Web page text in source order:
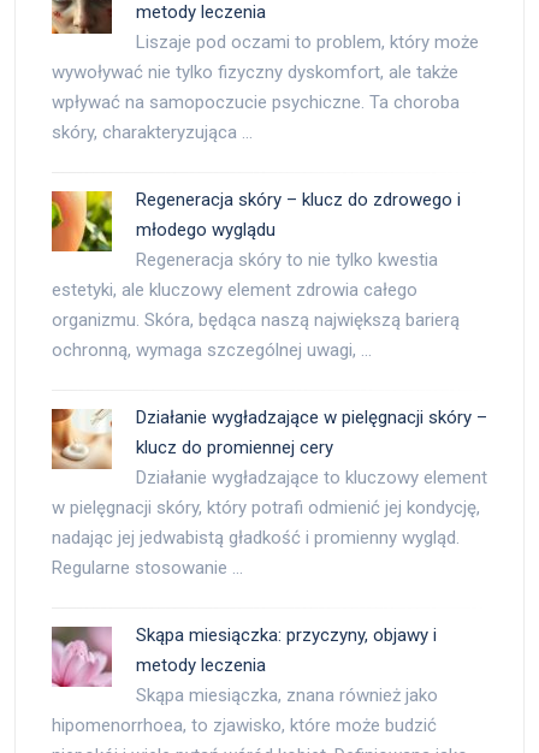
metody leczenia
Liszaje pod oczami to problem, który może
wywoływać nie tylko fizyczny dyskomfort, ale także
wpływać na samopoczucie psychiczne. Ta choroba
skóry, charakteryzująca …
Regeneracja skóry – klucz do zdrowego i
młodego wyglądu
Regeneracja skóry to nie tylko kwestia
estetyki, ale kluczowy element zdrowia całego
organizmu. Skóra, będąca naszą największą barierą
ochronną, wymaga szczególnej uwagi, …
Działanie wygładzające w pielęgnacji skóry –
klucz do promiennej cery
Działanie wygładzające to kluczowy element
w pielęgnacji skóry, który potrafi odmienić jej kondycję,
nadając jej jedwabistą gładkość i promienny wygląd.
Regularne stosowanie …
Skąpa miesiączka: przyczyny, objawy i
metody leczenia
Skąpa miesiączka, znana również jako
hipomenorrhoea, to zjawisko, które może budzić